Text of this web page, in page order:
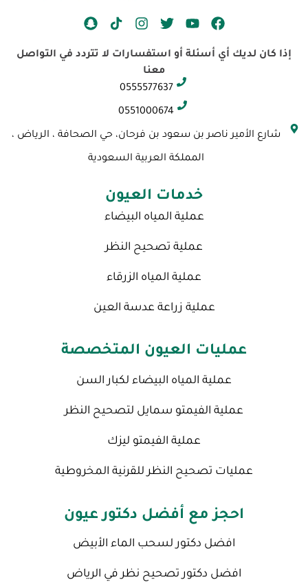
F
c
Y
u
u
e
T
i
t
t
r
I
s
a
r
m
S
a
إذا كان لديك أي أسئلة أو استفسارات لا تتردد في التواصل
معنا
0555577637
0551000674
شارع الأمير ناصر بن سعود بن فرحان، حي الصحافة ، الرياض ،
المملكة العربية السعودية
خدمات العيون
عملية المياه البيضاء
عملية تصحيح النظر
عملية المياه الزرقاء
عملية زراعة عدسة العين
عمليات العيون المتخصصة
عملية المياه البيضاء لكبار السن
عملية الفيمتو سمايل لتصحيح النظر
عملية الفيمتو ليزك
عمليات تصحيح النظر للقرنية المخروطية
احجز مع أفضل دكتور عيون
افضل دكتور لسحب الماء الأبيض
افضل دكتور تصحيح نظر في الرياض